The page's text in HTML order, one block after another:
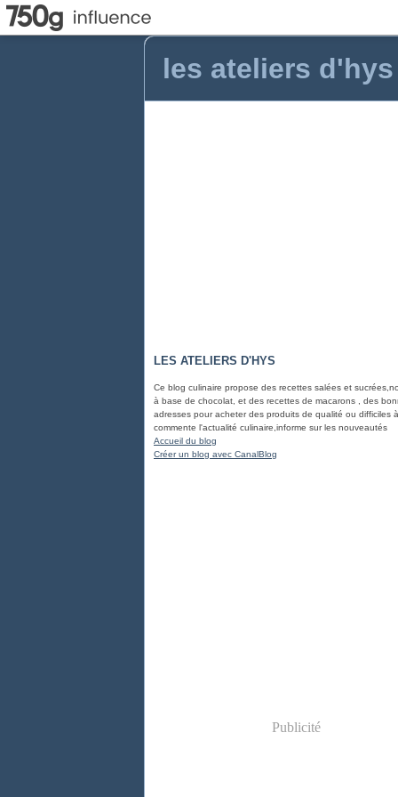
les ateliers d'hys
LES ATELIERS D'HYS
Ce blog culinaire propose des recettes salées et
à base de chocolat, et des recettes de macarons , des
adresses pour acheter des produits de qualité ou difficiles
commente l'actualité culinaire,informe sur les nouveautés
Accueil du blog
Créer un blog avec CanalBlog
Publicité